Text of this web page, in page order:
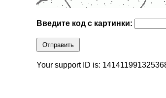
Введите код с картинки:
Отправить
Your support ID is: